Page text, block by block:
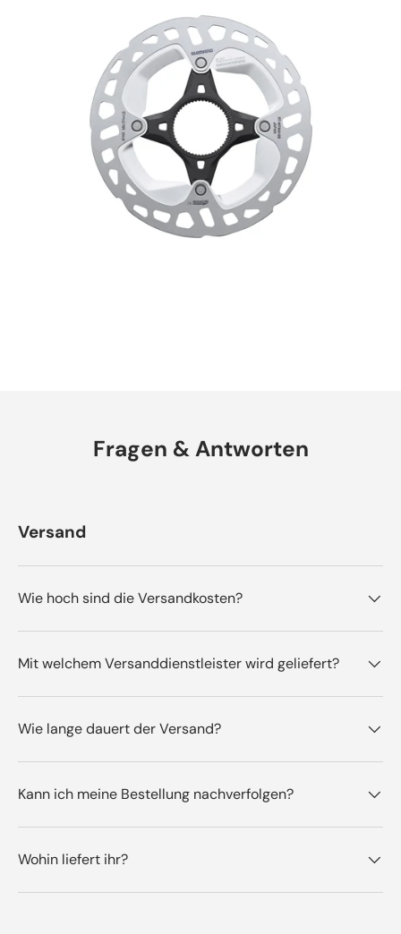
Fragen & Antworten
Versand
Wie hoch sind die Versandkosten?
Mit welchem Versanddienstleister wird geliefert?
Wie lange dauert der Versand?
Kann ich meine Bestellung nachverfolgen?
Wohin liefert ihr?